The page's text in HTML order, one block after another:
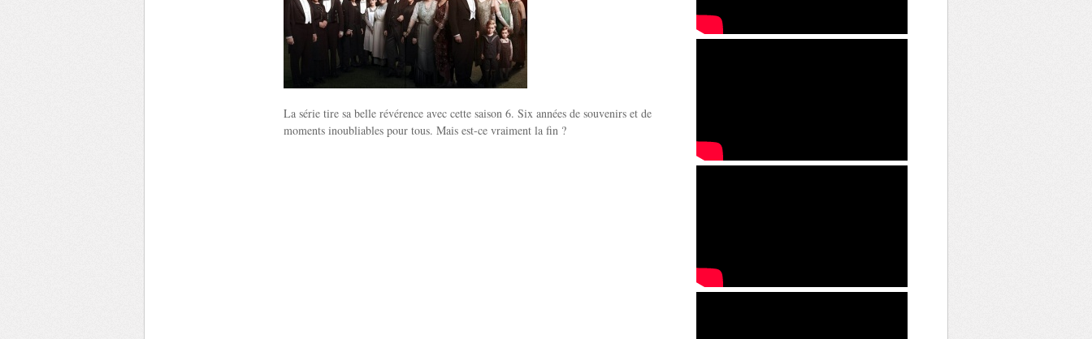
La série tire sa belle révérence avec cette saison 6. Six années de souvenirs et de
moments inoubliables pour tous. Mais est-ce vraiment la fin ?